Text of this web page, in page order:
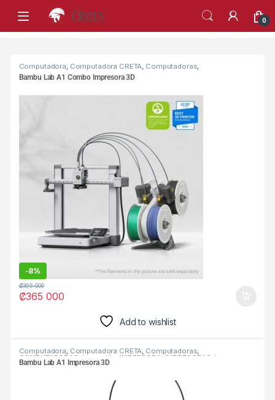
0
Products Grid
Computadora Computadora CRETA Computadoras
COMPUTADORAS Impresión IMPRESORA , Impresoras
Bambu Lab A1 Combo Impresora 3D
-8%
₡365 000
₡395 000
Add to wishlist
Computadora, Computadora CRETA, Computadoras,
COMPUTADORAS Impresión IMPRESORA IMPRESORAS Impresoras
Bambu Lab A1 Impresora 3D